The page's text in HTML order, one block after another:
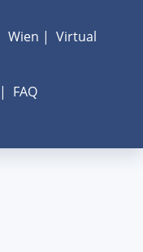
Wien | Virtual
| FAQ